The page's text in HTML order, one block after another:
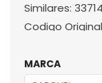
Similares:
Codigo
MARCA